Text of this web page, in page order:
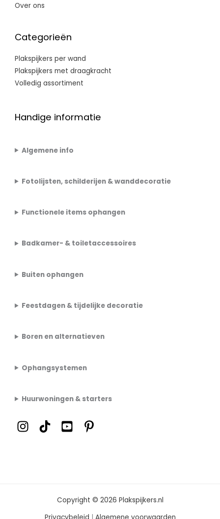
Over ons
Categorieën
Plakspijkers per wand
Plakspijkers met draagkracht
Volledig assortiment
Handige informatie
Algemene info
Fotolijsten, schilderijen & wanddecoratie
Functionele items ophangen
Badkamer- & toiletaccessoires
Buiten ophangen
Feestdagen & tijdelijke decoratie
Boren en alternatieven
Ophangsystemen
Huurwoningen & starters
Copyright © 2026 Plakspijkers.nl